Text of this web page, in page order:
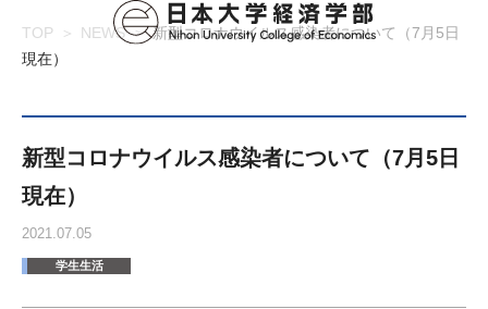
TOP NEWS
新型コロナウイルス感染者について（7月5日
現在）
新型コロナウイルス感染者について（7月5日
現在）
2021.07.05
学生生活